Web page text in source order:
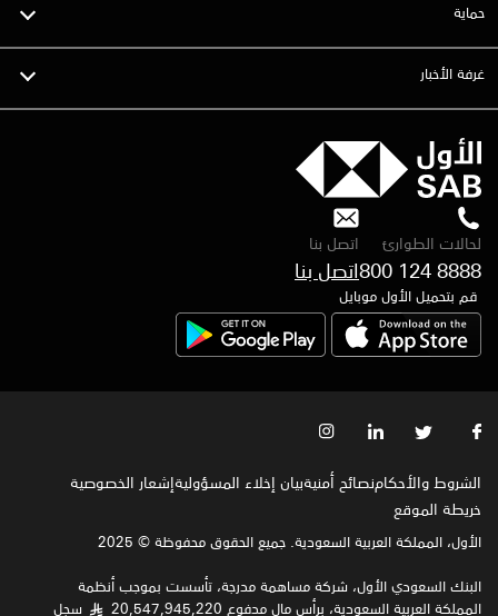
حماية
غرفة الأخبار
لحالات الطوارئ
800 124 8888
اتصل بنا
قم بتحميل الأول موبايل
الشروط والأحكامنصائح أمنيةبيان إخلاء المسؤوليةإشعار الخصوصية‍
خريطة الموقع
الأول، المملكة العربية السعودية. جميع الحقوق محفوظة © 2025
البنك السعودي الأول، شركة مساهمة مدرجة، تأسست بموجب أنظمة
المملكة العربية السعودية، برأس مال مدفوع 20,547,945,220
§ سجل